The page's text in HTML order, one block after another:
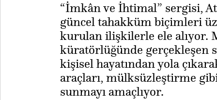
“İmkân ve İhtimal” sergisi,
güncel tahakküm biçimleri
kurulan ilişkilerle ele alıyor.
küratörlüğünde gerçekleşen
kişisel hayatından yola
araçları, mülksüzleştirme
sunmayı amaçlıyor.